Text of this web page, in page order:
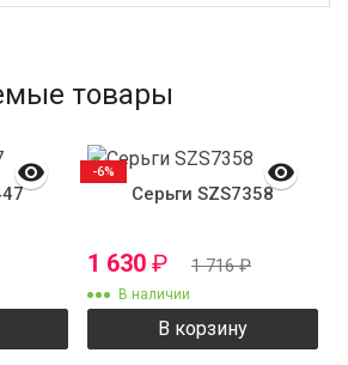
товары
Серьги SZS7358
1 630 ₽ 1 716₽
В наличии
В корзину
-6%